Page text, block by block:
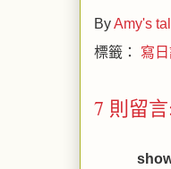
ByAmy's
標籤： 寫
7 則留言: